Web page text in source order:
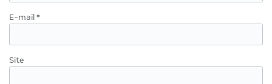
E-mail *
Site